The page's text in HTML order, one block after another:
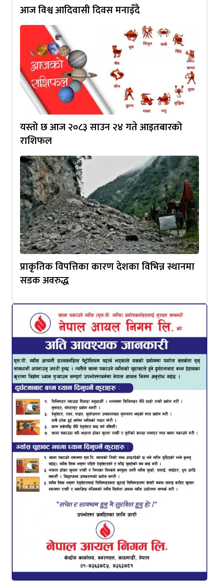
आज विश्व आदिवासी दिवस मनाइँदै
यस्तो छ आज २०८३ साउन २४ गते आइतबारको
राशिफल
प्राकृतिक विपत्तिका कारण देशका विभिन्न स्थानमा
सडक अवरुद्ध